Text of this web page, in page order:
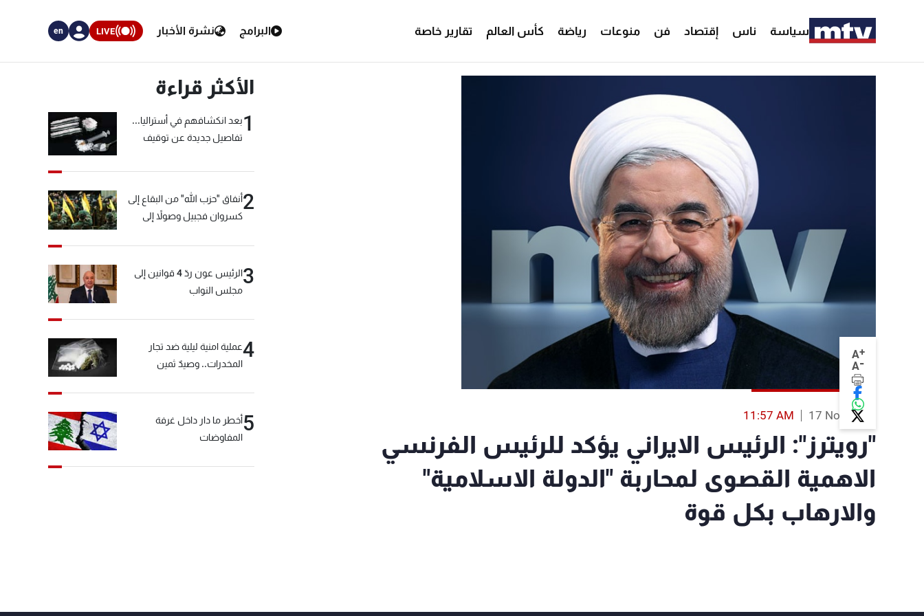
سياسة ناس إقتصاد فن منوعات رياضة كأس العالم تقارير خاصة البرامج نشرة الأخبار LIVE
en
A+
A-
17 Nov 2015
11:57 AM
"رويترز": الرئيس الايراني يؤكد للرئيس الفرنسي
الاهمية القصوى لمحاربة "الدولة الاسلامية"
والارهاب بكل قوة
الأكثر قراءة
1بعد انكشافهم في أستراليا...
تفاصيل جديدة عن توقيف
2أنفاق "حزب الله" من البقاع إلى
كسروان فجبيل وصولاً إلى
3
الرئيس عون ردّ 4 قوانين إلى
مجلس النواب
4عملية امنية ليلية ضد تجار
المخدرات.. وصيدٌ ثمين
5أخطر ما دار داخل غرفة
المفاوضات